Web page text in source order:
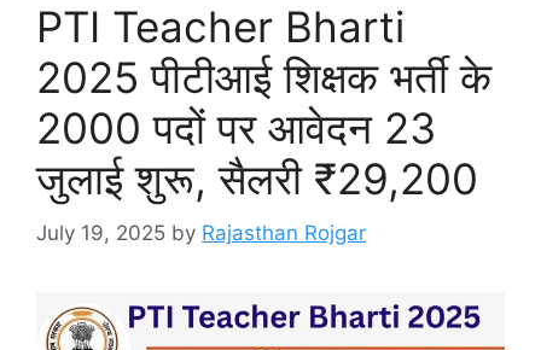
PTI Teacher Bharti
2025 पीटीआई शिक्षक भर्ती के
2000 पदों पर आवेदन 23
जुलाई शुरू, सैलरी ₹29,200
July 19, 2025 by Rajasthan Rojgar